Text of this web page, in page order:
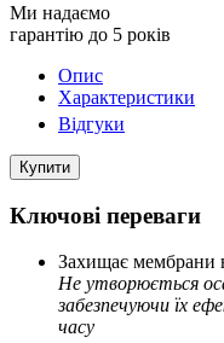
Ми надаємо
гарантію до 5 років
Опис
Характеристики
Відгуки
Купити
Ключові переваги
Захищає мембрани
Не утворюється
забезпечуючи їх
часу